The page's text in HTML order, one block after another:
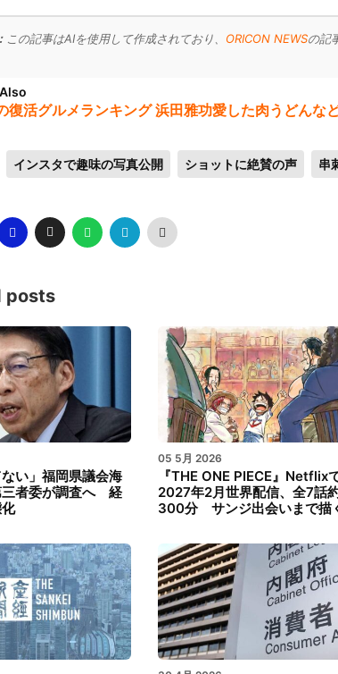
この記事はAIを使用して作成されており、 ORICON NEWSの記
復活グルメランキング 浜田雅功愛した肉うどんな
インスタで趣味の写真公開 ショットに絶賛の声 串
posts
ない」福岡県議会海
三者委が調査へ 経
05 5月 2026
『THE ONE PIECE』Netflix
2027年2月世界配信、全7話
300分 サンジ出会いまで描